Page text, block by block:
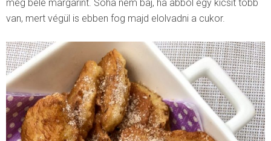
még bele margarint. Soha nem baj, ha abból egy kicsit több
van, mert végül is ebben fog majd elolvadni a cukor.